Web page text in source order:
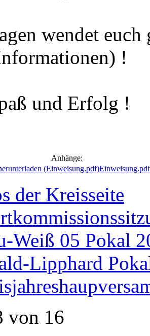
wendet
!
und Erfolg !
Anhänge:
Einweisung.pdf
der Kreisseite
Weiß 05 Pokal
Lipphard
von 16